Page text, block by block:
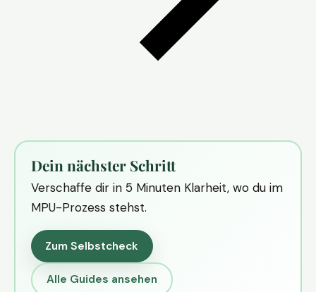
Dein nächster Schritt
Verschaffe dir in 5 Minuten Klarheit, wo du im
MPU-Prozess stehst.
Zum Selbstcheck
Alle Guides ansehen